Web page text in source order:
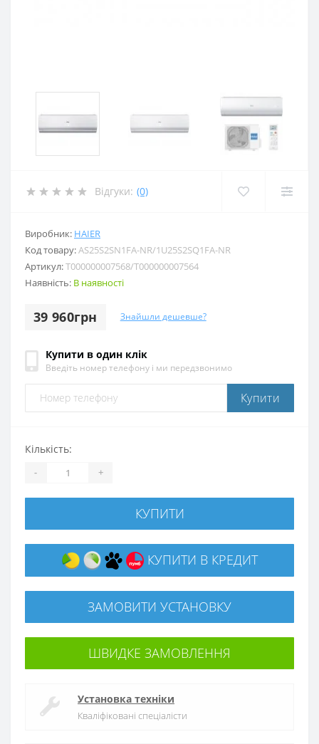
Відгуки: (0)
Виробник: HAIER
Код товару:AS25S2SN1FA-NR/1U25S2SQ1FA-NR
Артикул:T000000007568/T000000007564
Наявність: В наявності
39 960грн Знайшли дешевше?
Купити в один клік
Введіть номер телефону і ми передзвонимо
Купити
Кількість:
- +
КУПИТИ
КУПИТИ В КРЕДИТ
ЗАМОВИТИ УСТАНОВКУ
ШВИДКЕ ЗАМОВЛЕННЯ
Установка техніки
Кваліфіковані спеціалісти